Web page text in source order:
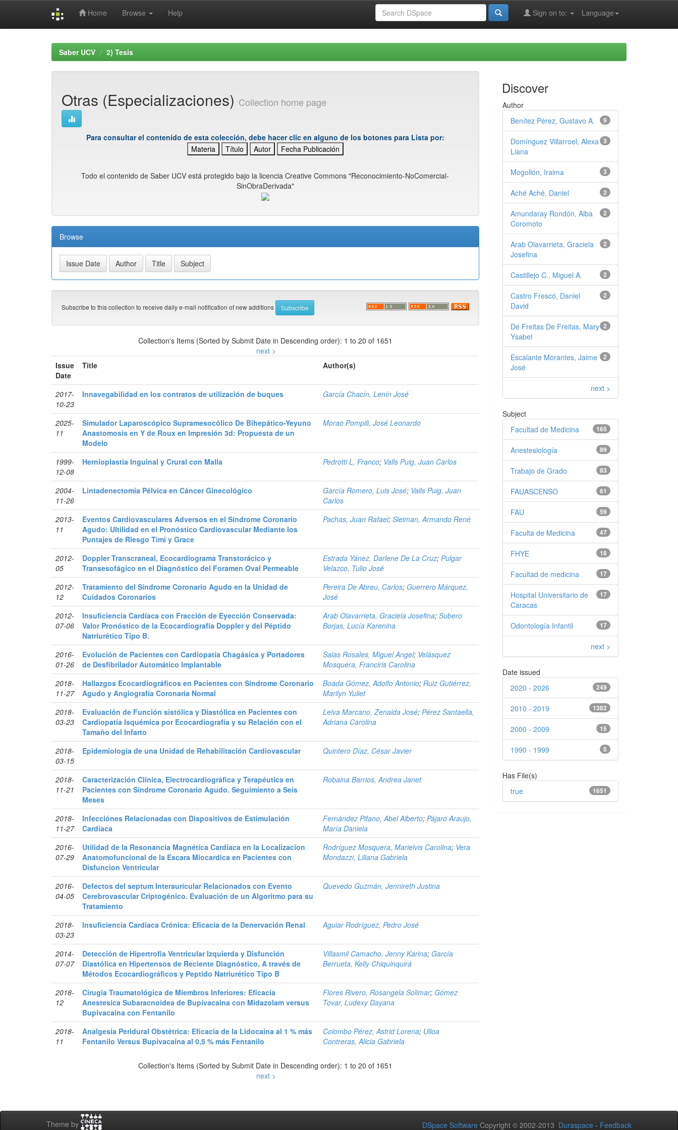
Home Browse Help Language
Sign on to:
Saber UCV 2) Tesis
Otras (Especializaciones) Collection home page
Para consultar el contenido de esta colección, debe hacer clic en alguno de los botones para Lista por:
Materia
Título Autor Fecha Publicación
Todo el contenido de Saber UCV está protegido bajo la licencia Creative Commons "Reconocimiento-NoComercial-
SinObraDerivada"
Browse
Subscribe to this collection to receive daily e-mail notification of new additions
Collection's Items (Sorted by Submit Date in Descending order): 1 to 20 of 1651
next >
Issue
Date
Title Author(s)
2017-
10-23
Innavegabilidad en los contratos de utilización de buques García Chacín, Lenín José
2025-
11
Simulador Laparoscópico Supramesocólico De Bihepático-Yeyuno
Anastomosis en Y de Roux en Impresión 3d: Propuesta de un
Modelo
Morao Pompili, José Leonardo
1999-
12-08
Hernioplastia Inguinal y Crural con Malla Pedrotti L, Franco; Valls Puig, Juan Carlos
2004-
11-26
Lintadenectomia Pélvica en Cáncer Ginecológico García Romero, Luis José; Valls Puig, Juan
Carlos
2013-
11
Eventos Cardiovasculares Adversos en el Síndrome Coronario
Agudo: UItilidad en el Pronóstico Cardiovascular Mediante los
Puntajes de Riesgo Timi y Grace
Pachas, Juan Rafael;Sleiman, Armando René
2012-
05
Doppler Transcraneal, Ecocardiograma Transtorácico y
Transesofágico en el Diagnóstico del Foramen Oval Permeable
Estrada Yánez, Darlene De La Cruz;Pulgar
Velazco, Tulio José
2012-
12
Tratamiento del Síndrome Coronario Agudo en la Unidad de
Cuidados Coronarios
Pereira De Abreu, Carlos; Guerrero Márquez,
José
2012-
07-06
Insuficiencia Cardíaca con Fracción de Eyección Conservada:
Valor Pronóstico de la Ecocardiografía Doppler y del Péptido
Natriurético Tipo B.
Arab Olavarrieta, Graciela Josefina;Subero
Borjas, Lucía Karenina
2016-
01-26
Evolución de Pacientes con Cardiopatía Chagásica y Portadores
de Desfibrilador Automático Implantable
Salas Rosales, Miguel Angel; Velásquez
Mosquera, Franciris Carolina
2018-
11-27
Hallazgos Ecocardiográficos en Pacientes con Síndrome Coronario
Agudo y Angiografía Coronaria Normal
Boada Gómez, Adolfo Antonio;Ruiz Gutiérrez,
Marilyn Yuliet
2018-
03-23
Evaluación de Función sistólica y Diastólica en Pacientes con
Cardiopatía Isquémica por Ecocardiografía y su Relación con el
Tamaño del Infarto
Leiva Marcano, Zenaida José;Pérez Santaella,
Adriana Carolina
2018-
03-15
Epidemiología de una Unidad de Rehabilitación Cardiovascular Quintero Díaz, César Javier
2018-
11-21
Caracterización Clínica, Electrocardiográfica y Terapéutica en
Pacientes con Síndrome Coronario Agudo. Seguimiento a Seis
Meses
Robaina Barrios, Andrea Janet
2018-
11-27
Infecciónes Relacionadas con Dispositivos de Estimulación
Cardíaca
Fernández Pifano, Abel Alberto;Pájaro Araujo,
María Daniela
2016-
07-29
Utilidad de la Resonancia Magnética Cardíaca en la Localizacion
Anatomofuncional de la Escara Miocardica en Pacientes con
Disfuncion Ventricular
Rodríguez Mosquera, Marielvis Carolina; Vera
Mondazzi, Liliana Gabriela
2016-
04-05
Defectos del septum Interauricular Relacionados con Evento
Cerebrovascular Criptogénico. Evaluación de un Algoritmo para su
Tratamiento
Quevedo Guzmán, Jennireth Justina
2018-
03-23
Insuficiencia Cardíaca Crónica: Eficacia de la Denervación Renal Aguiar Rodríguez, Pedro José
2014-
07-07
Detección de Hipertrofia Ventricular Izquierda y Disfunción
Diastólica en Hipertensos de Reciente Diagnóstico, A través de
Métodos Ecocardiográficos y Peptido Natriurético Tipo B
Villasmil Camacho, Jenny Karina; García
Berrueta, Kelly Chiquinquirá
2018-
12
Cirugía Traumatológica de Miembros Inferiores: Eficacia
Anestesica Subaracnoidea de Bupivacaina con Midazolam versus
Bupivacaina con Fentanilo
Flores Rivero, Rosangela Solimar; Gómez
Tovar, Ludexy Dayana
2018-
11
Analgesia Peridural Obstétrica: Eficacia de la Lidocaína al 1 % más
Fentanilo Versus Bupivacaína al 0,5 % más Fentanilo
Colombo Pérez, Astrid Lorena; Ulloa
Contreras, Alicia Gabriela
Collection's Items (Sorted by Submit Date in Descending order): 1 to 20 of 1651
next >
Discover
Author
9
Benítez Pérez, Gustavo A.
3
Domínguez Villarroel, Alexa
Liana
3
Mogollón, Iraima
2
Aché Aché, Daniel
2
Amundaray Rondón, Alba
Coromoto
2
Arab Olavarrieta, Graciela
Josefina
2
Castillejo C., Miguel A.
2
Castro Frescó, Daniel
David
2
De Freitas De Freitas, Mary
Ysabel
2
Escalante Morantes, Jaime
José
next >
Subject
165
Facultad de Medicina
89
Anestesiología
83
Trabajo de Grado
61
FAUASCENSO
59
FAU
47
Faculta de Medicina
18
FHYE
17
Facultad de medicina
17
Hospital Universitario de
Caracas
17
Odontología Infantil
next >
Date issued
249
2020 - 2026
1382
2010 - 2019
15
2000 - 2009
5
1990 - 1999
Has File(s)
1651
true
Theme by DSpace Software Copyright © 2002-2013 Duraspace - Feedback